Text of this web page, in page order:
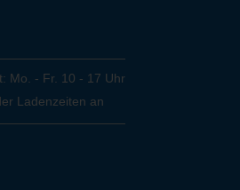
Mo. - Fr. 10 - 17 Uhr
Ladenzeiten an